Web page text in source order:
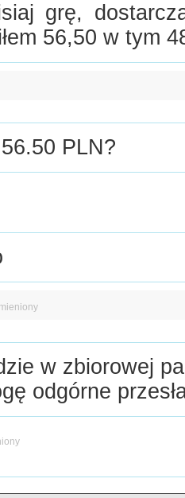
grę,
56,50 w tym
PLN?
w zbiorowej
odgórne